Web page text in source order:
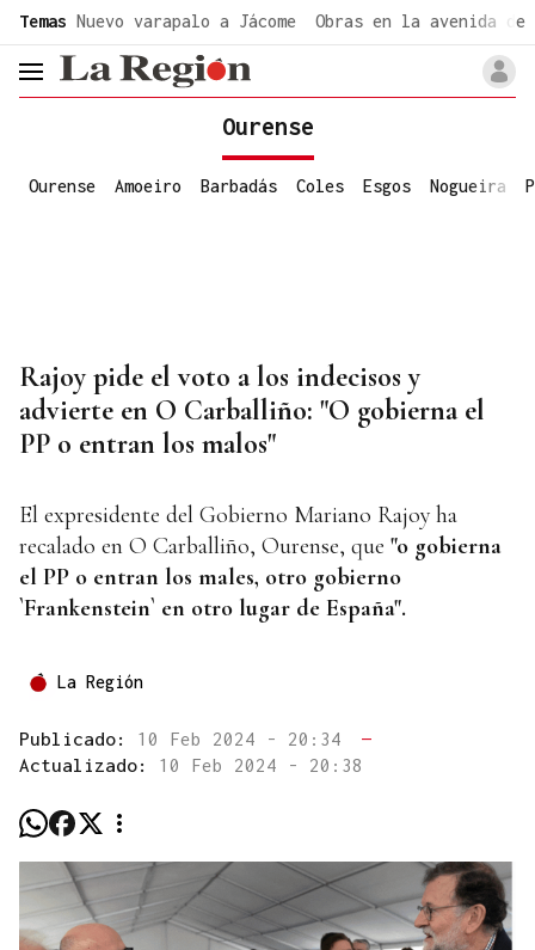
Temas Nuevo varapalo a Jácome Obras en la avenida de
header.menu.open
Ourense
Ourense Amoeiro Barbadás Coles Esgos Nogueira
Rajoy pide el voto a los indecisos y
advierte en O Carballiño: "O gobierna el
PP o entran los malos"
El expresidente del Gobierno Mariano Rajoy ha
recalado en O Carballiño, Ourense, que "o gobierna
el PP o entran los males, otro gobierno
`Frankenstein` en otro lugar de España".
La Región
Publicado: 10 Feb 2024 - 20:34
—
Actualizado: 10 Feb 2024 - 20:38